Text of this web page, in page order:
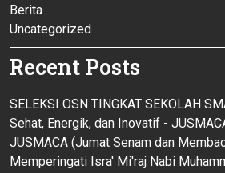
Berita
Uncategorized
Recent Posts
SELEKSI OSN TINGKAT SEKOLAH
Sehat, Energik, dan Inovatif -
JUSMACA (Jumat Senam dan
Memperingati Isra' Mi'raj Nabi